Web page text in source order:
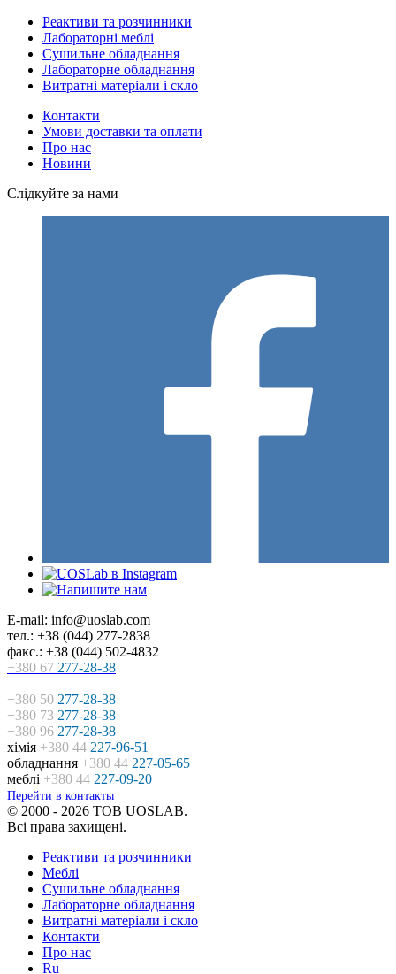
Реактиви та розчинники
Лабораторні меблі
Сушильне обладнання
Лабораторне обладнання
Витратні матеріали і скло
Контакти
Умови доставки та оплати
Про нас
Новини
Слідкуйте за нами
E-mail: info@uoslab.com
тел.: +38 (044) 277-2838
факс.: +38 (044) 502-4832
+380 67 277-28-38
+380 50 277-28-38
+380 73 277-28-38
+380 96 277-28-38
хімія +380 44 227-96-51
обладнання +380 44 227-05-65
меблі +380 44 227-09-20
Перейти в контакты
© 2000 - 2026 ТОВ UOSLAB.
Всі права захищені.
Реактиви та розчинники
Меблі
Сушильне обладнання
Лабораторне обладнання
Витратні матеріали і скло
Контакти
Про нас
Ru